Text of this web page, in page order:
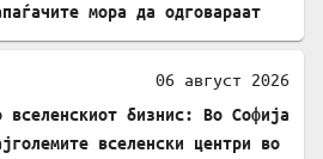
мора да одговараат
06 август 2026
вселенскиот бизнис: Во Софија
вселенски центри во